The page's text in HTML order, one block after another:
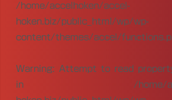
/home/accelhoken/accel-
hoken.biz/public_html/wp/wp-
content/themes/accel/
Warning: Attempt to read
in /home/